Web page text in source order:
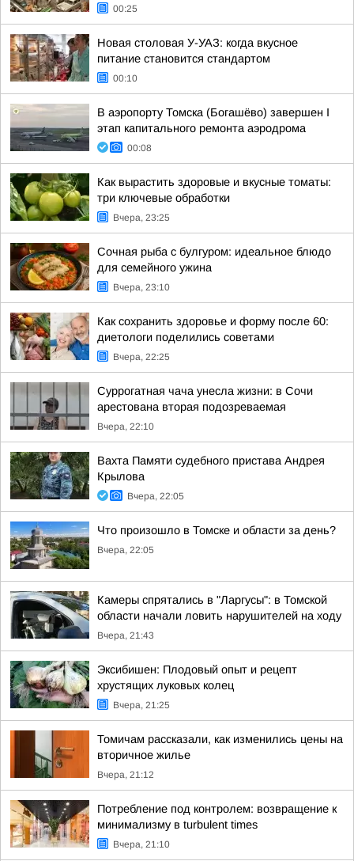
00:25
Новая столовая У-УАЗ: когда вкусное
питание становится стандартом
00:10
В аэропорту Томска (Богашёво) завершен I
этап капитального ремонта аэродрома
00:08
Как вырастить здоровые и вкусные томаты:
три ключевые обработки
Вчера, 23:25
Сочная рыба с булгуром: идеальное блюдо
для семейного ужина
Вчера, 23:10
Как сохранить здоровье и форму после 60:
диетологи поделились советами
Вчера, 22:25
Суррогатная чача унесла жизни: в Сочи
арестована вторая подозреваемая
Вчера, 22:10
Вахта Памяти судебного пристава Андрея
Крылова
Вчера, 22:05
Что произошло в Томске и области за день?
Вчера, 22:05
Камеры спрятались в "Ларгусы": в Томской
области начали ловить нарушителей на ходу
Вчера, 21:43
Эксибишен: Плодовый опыт и рецепт
хрустящих луковых колец
Вчера, 21:25
Томичам рассказали, как изменились цены на
вторичное жилье
Вчера, 21:12
Потребление под контролем: возвращение к
минимализму в turbulent times
Вчера, 21:10